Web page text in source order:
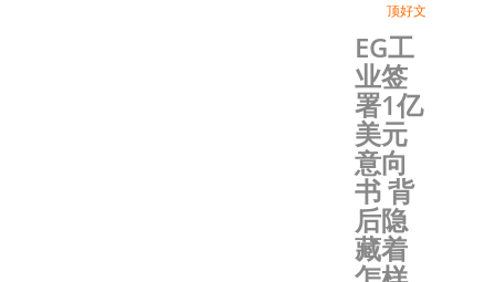
顶好文
EG工
业签
署1亿
美元
意向
书 背
后隐
藏着